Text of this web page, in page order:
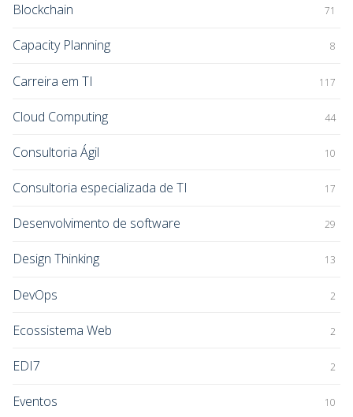
Blockchain 71
Capacity Planning 8
Carreira em TI 117
Cloud Computing 44
Consultoria Ágil 10
Consultoria especializada de TI 17
Desenvolvimento de software 29
Design Thinking 13
DevOps 2
Ecossistema Web 2
EDI7 2
Eventos 10